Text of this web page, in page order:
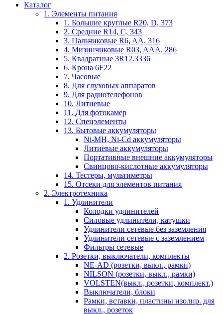
Каталог
1. Элементы питания
1. Большие круглые R20, D, 373
2. Средние R14, C, 343
3. Пальчиковые R6, AA, 316
4. Мизинчиковые R03, AAA, 286
5. Квадратные 3R12.3336
6. Крона 6F22
7. Часовые
8. Для слуховых аппаратов
9. Для радиотелефонов
10. Литиевые
11. Для фотокамер
12. Спецэлементы
13. Бытовые аккумуляторы
Ni-MH, Ni-Cd аккумуляторы
Литиевые аккумуляторы
Портативные внешние аккумуляторы
Свинцово-кислотные аккумуляторы
14. Тестеры, мультиметры
15. Отсеки для элементов питания
2. Электротехника
1. Удлинители
Колодки удлинителей
Силовые удлинители, катушки
Удлинители сетевые без заземления
Удлинители сетевые с заземлением
Фильтры сетевые
2. Розетки, выключатели, комплекты
NE-AD (розетки, выкл., рамки)
NILSON (розетки, выкл., рамки)
VOLSTEN(выкл., розетки, комплект.)
Выключатели, блоки
Рамки, вставки, пластины изолир. для
выкл., розеток